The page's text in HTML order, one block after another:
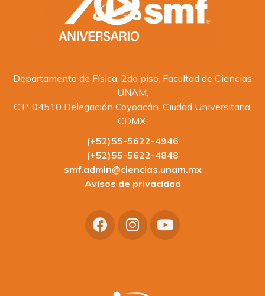
Departamento de Física, 2do piso, Facultad de Ciencias
UNAM,
C.P. 04510 Delegación Coyoacán, Ciudad Universitaria,
CDMX.
(+52)55-5622-4946
(+52)55-5622-4848
smf.admin@ciencias.unam.mx
Avisos de privacidad